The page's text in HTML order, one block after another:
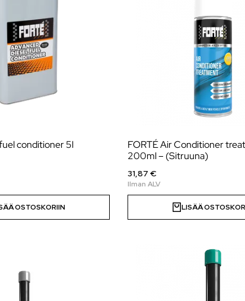
conditioner 5l
OSTOSKORIIN
FORTÉ Air Conditioner
200ml – (Sitruuna)
31,87 €
LISÄÄ